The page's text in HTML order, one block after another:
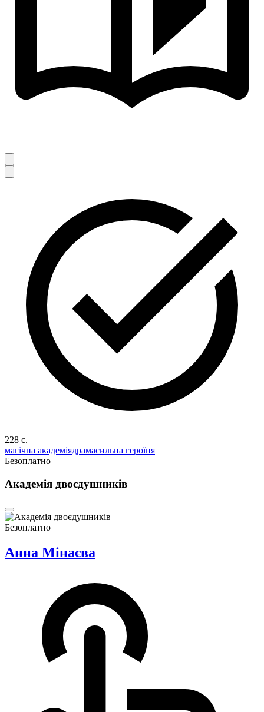
228 c.
магічна академіядрамасильна героїня
Безоплатно
Академія двоєдушників
Безоплатно
Анна Мінаєва